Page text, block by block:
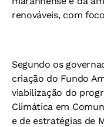
renováveis, com
Segundo os
criação do Fundo
viabilização do
Climática em
e de estratégias de